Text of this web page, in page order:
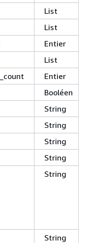
List
List
Entier
List
Entier
Booléen
String
String
String
String
String
String